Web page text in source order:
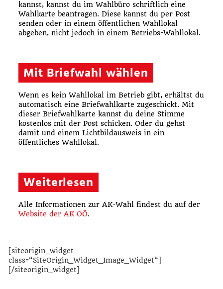
kannst, kannst du im Wahlbüro schriftlich eine
Wahlkarte beantragen. Diese kannst du per Post
senden oder in einem öffentlichen Wahllokal
abgeben, nicht jedoch in einem Betriebs-Wahllokal.
Mit Briefwahl wählen
Wenn es kein Wahllokal im Betrieb gibt, erhältst du
automatisch eine Briefwahlkarte zugeschickt. Mit
dieser Briefwahlkarte kannst du deine Stimme
kostenlos mit der Post schicken. Oder du gehst
damit und einem Lichtbildausweis in ein
öffentliches Wahllokal.
Weiterlesen
Alle Informationen zur AK-Wahl findest du auf der
Website der AK OÖ.
[siteorigin_widget
class=“SiteOrigin_Widget_Image_Widget“]
[/siteorigin_widget]